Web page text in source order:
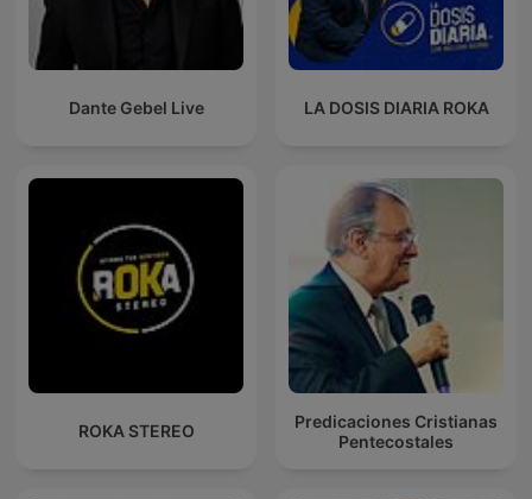
Dante Gebel Live LA DOSIS DIARIA ROKA
ROKA STEREO
Predicaciones Cristianas
Pentecostales